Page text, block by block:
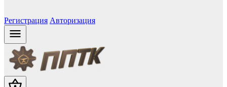
Регистрация Авторизация